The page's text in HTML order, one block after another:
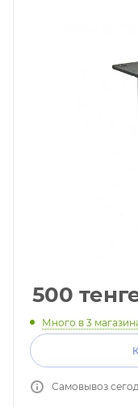
500
Много в 3
Самовывоз